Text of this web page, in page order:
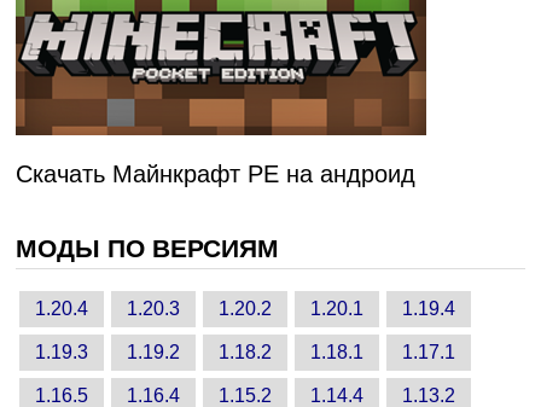
Скачать Майнкрафт PE на андроид
МОДЫ ПО ВЕРСИЯМ
1.20.4 1.20.3 1.20.2 1.20.1 1.19.4
1.19.3 1.19.2 1.18.2 1.18.1 1.17.1
1.16.5 1.16.4 1.15.2 1.14.4 1.13.2